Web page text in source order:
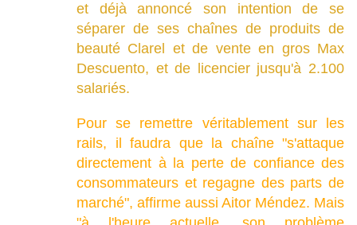
et déjà annoncé son intention de se
séparer de ses chaînes de produits de
beauté Clarel et de vente en gros Max
Descuento, et de licencier jusqu'à 2.100
salariés.
Pour se remettre véritablement sur les
rails, il faudra que la chaîne "s'attaque
directement à la perte de confiance des
consommateurs et regagne des parts de
marché", affirme aussi Aitor Méndez. Mais